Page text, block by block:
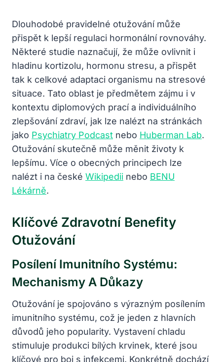
Dlouhodobé pravidelné otužování může
přispět k lepší regulaci hormonální rovnováhy.
Některé studie naznačují, že může ovlivnit i
hladinu kortizolu, hormonu stresu, a přispět
tak k celkové adaptaci organismu na stresové
situace. Tato oblast je předmětem zájmu i v
kontextu diplomových prací a individuálního
zlepšování zdraví, jak lze nalézt na stránkách
jako Psychiatry Podcast nebo Huberman Lab.
Otužování skutečně může měnit životy k
lepšímu. Více o obecných principech lze
nalézt i na české Wikipedii nebo BENU
Lékárně.
Klíčové Zdravotní Benefity
Otužování
Posílení Imunitního Systému:
Mechanismy A Důkazy
Otužování je spojováno s výrazným posílením
imunitního systému, což je jeden z hlavních
důvodů jeho popularity. Vystavení chladu
stimuluje produkci bílých krvinek, které jsou
klíčové pro boj s infekcemi. Konkrétně dochází